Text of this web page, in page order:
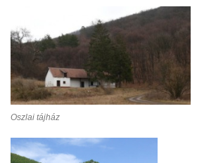
Oszlai tájház